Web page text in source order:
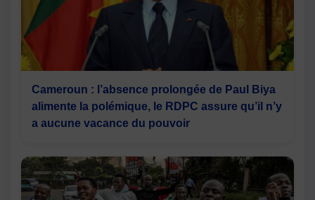
Cameroun : l’absence prolongée de Paul Biya
alimente la polémique, le RDPC assure qu’il n’y
a aucune vacance du pouvoir